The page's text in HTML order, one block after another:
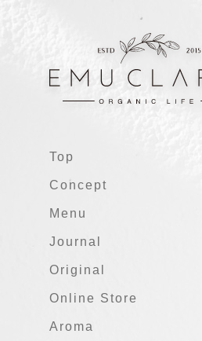
Top
Concept
Menu
Journal
Original
Online Store
Aroma